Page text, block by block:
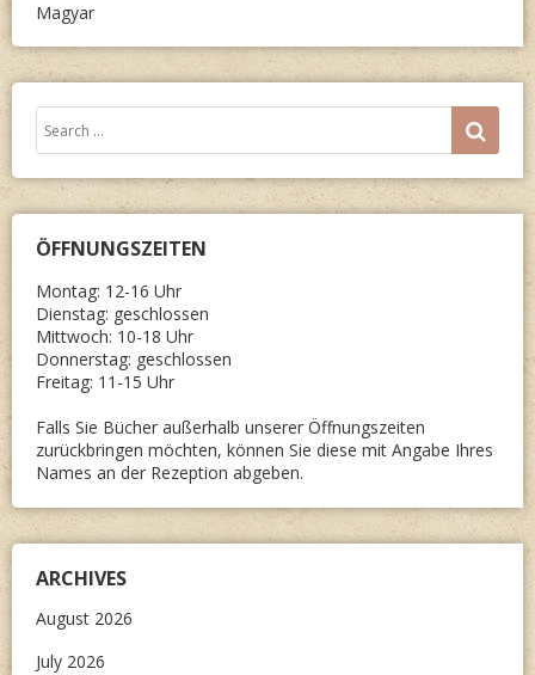
Magyar
for:
ÖFFNUNGSZEITEN
Montag: 12-16 Uhr
Dienstag: geschlossen
Mittwoch: 10-18 Uhr
Donnerstag: geschlossen
Freitag: 11-15 Uhr
Falls Sie Bücher außerhalb unserer Öffnungszeiten
zurückbringen möchten, können Sie diese mit Angabe Ihres
Names an der Rezeption abgeben.
ARCHIVES
August 2026
July 2026